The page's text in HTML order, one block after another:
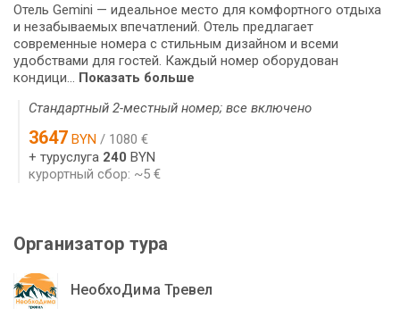
Отель Gemini — идеальное место для комфортного отдыха
и незабываемых впечатлений. Отель предлагает
современные номера с стильным дизайном и всеми
удобствами для гостей. Каждый номер оборудован
кондици... Показать больше
Стандартный 2-местный номер; все включено
3647 BYN / 1080 €
+ туруслуга 240 BYN
курортный сбор: ~5 €
Организатор тура
НеобхоДима Тревел